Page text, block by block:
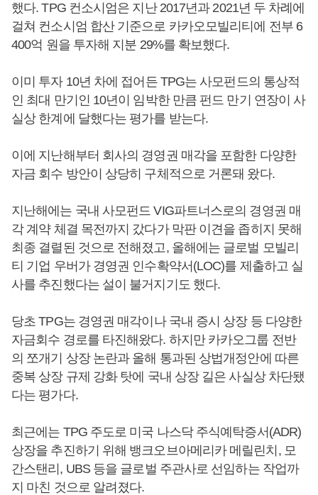
했다. TPG 컨소시엄은 지난 2017년과 2021년 두 차례에
걸쳐 컨소시엄 합산 기준으로 카카오모빌리티에 전부 6
400억 원을 투자해 지분 29%를 확보했다.
이미 투자 10년 차에 접어든 TPG는 사모펀드의 통상적
인 최대 만기인 10년이 임박한 만큼 펀드 만기 연장이 사
실상 한계에 달했다는 평가를 받는다.
이에 지난해부터 회사의 경영권 매각을 포함한 다양한
자금 회수 방안이 상당히 구체적으로 거론돼 왔다.
지난해에는 국내 사모펀드 VIG파트너스로의 경영권 매
각 계약 체결 목전까지 갔다가 막판 이견을 좁히지 못해
최종 결렬된 것으로 전해졌고, 올해에는 글로벌 모빌리
티 기업 우버가 경영권 인수확약서(LOC)를 제출하고 실
사를 추진했다는 설이 불거지기도 했다.
당초 TPG는 경영권 매각이나 국내 증시 상장 등 다양한
자금회수 경로를 타진해왔다. 하지만 카카오그룹 전반
의 쪼개기 상장 논란과 올해 통과된 상법개정안에 따른
중복 상장 규제 강화 탓에 국내 상장 길은 사실상 차단됐
다는 평가다.
최근에는 TPG 주도로 미국 나스닥 주식예탁증서(ADR)
상장을 추진하기 위해 뱅크오브아메리카 메릴린치, 모
간스탠리, UBS 등을 글로벌 주관사로 선임하는 작업까
지 마친 것으로 알려졌다.